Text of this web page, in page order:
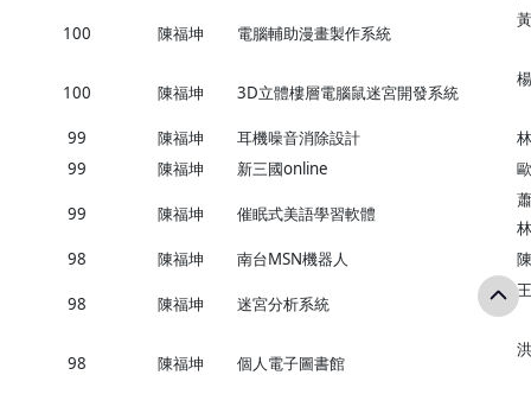
100 陳福坤 電腦輔助漫畫製作系統
100 陳福坤 3D立體樓層電腦鼠迷宮開發系統
99 陳福坤 耳機噪音消除設計
99
陳福坤 新三國online
99 陳福坤 催眠式美語學習軟體
98
陳福坤 南台MSN機器人
98 陳福坤 迷宮分析系統
98 陳福坤 個人電子圖書館